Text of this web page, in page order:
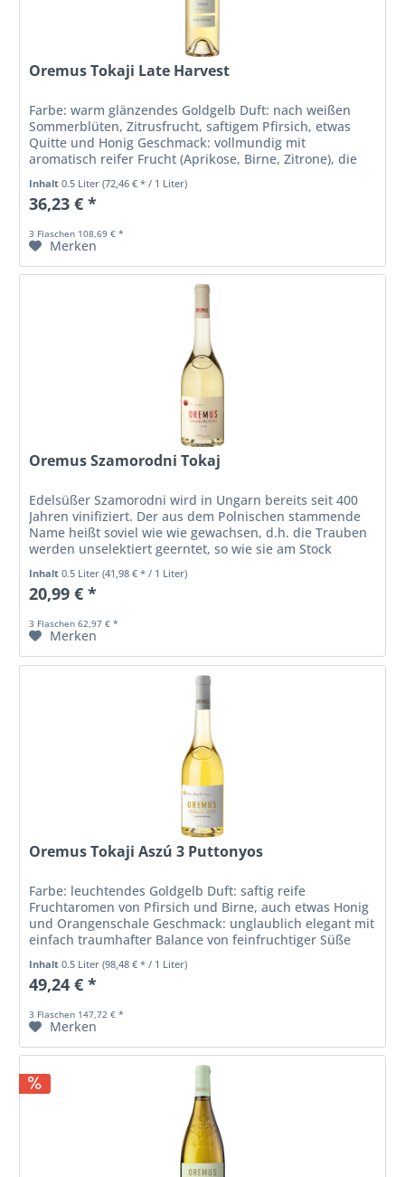
Oremus Tokaji Late Harvest
Farbe: warm glänzendes Goldgelb Duft: nach weißen
Sommerblüten, Zitrusfrucht, saftigem Pfirsich, etwas
Quitte und Honig Geschmack: vollmundig mit
aromatisch reifer Frucht (Aprikose, Birne, Zitrone), die
saftige Süße wird durch den feinen...
Inhalt0.5 Liter(72,46 € * / 1 Liter)
36,23 € *
3 Flaschen 108,69 € *
Merken
Oremus Szamorodni Tokaj
Edelsüßer Szamorodni wird in Ungarn bereits seit 400
Jahren vinifiziert. Der aus dem Polnischen stammende
Name heißt soviel wie wie gewachsen, d.h. die Trauben
werden unselektiert geerntet, so wie sie am Stock
vorkommen. Dabei muss der...
Inhalt0.5 Liter(41,98 € * / 1 Liter)
20,99 € *
3 Flaschen 62,97 € *
Merken
Oremus Tokaji Aszú 3 Puttonyos
Farbe: leuchtendes Goldgelb Duft: saftig reife
Fruchtaromen von Pfirsich und Birne, auch etwas Honig
und Orangenschale Geschmack: unglaublich elegant mit
einfach traumhafter Balance von feinfruchtiger Süße
Inhalt0.5 Liter(98,48 € * / 1 Liter)
49,24 € *
3 Flaschen 147,72 € *
Merken